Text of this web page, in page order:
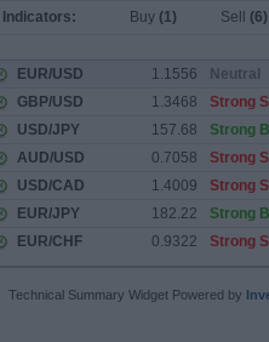
Technical Summary Widget Powered by